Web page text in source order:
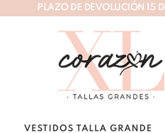
P LAZO DE DEVOLUC ÓN 5 DÍ
VESTIDOS TALLA GRANDE